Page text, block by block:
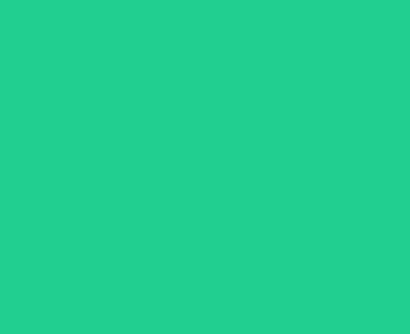
Coaching | Τι
με το Coaching;